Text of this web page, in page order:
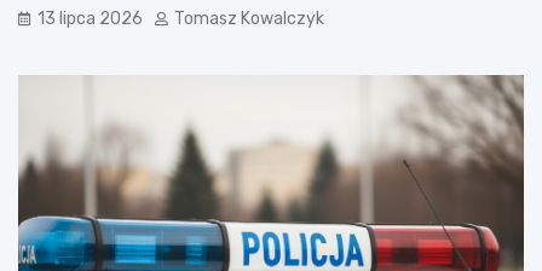
13 lipca 2026 Tomasz Kowalczyk